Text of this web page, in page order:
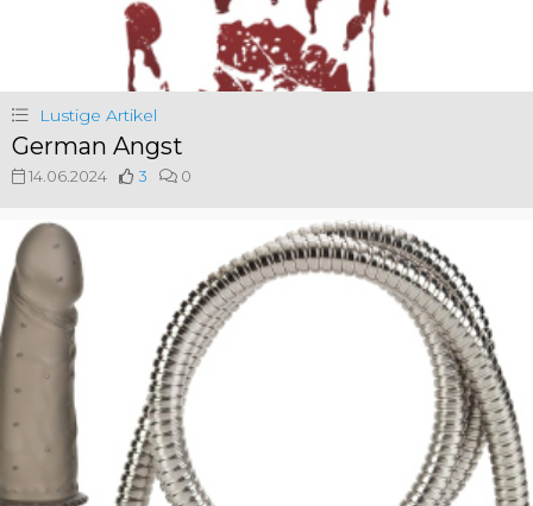
Lustige Artikel
German Angst
14.06.2024 3 0